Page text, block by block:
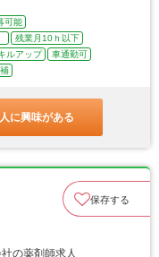
可能
残業月10ｈ以下
ルアップ
車通勤可
に興味がある
保存する
の薬剤師求人